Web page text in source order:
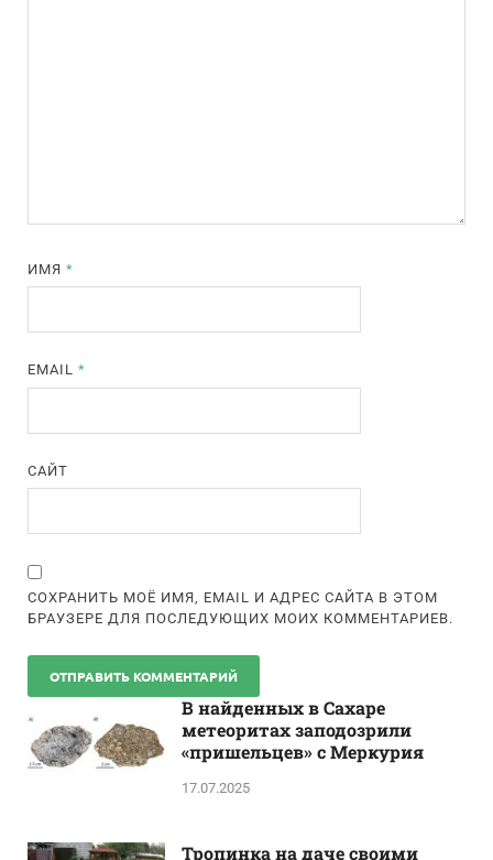
ИМЯ*
EMAIL*
САЙТ
СОХРАНИТЬ МОЁ ИМЯ, EMAIL И АДРЕС САЙТА В ЭТОМ
БРАУЗЕРЕ ДЛЯ ПОСЛЕДУЮЩИХ МОИХ КОММЕНТАРИЕВ.
В найденных в Сахаре
метеоритах заподозрили
«пришельцев» с Меркурия
17.07.2025
Тропинка на даче своими